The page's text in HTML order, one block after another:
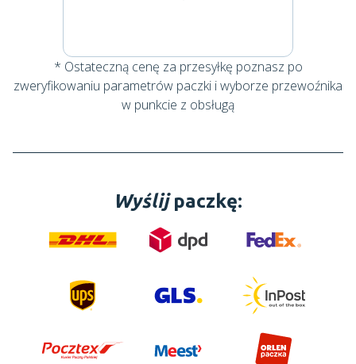
* Ostateczną cenę za przesyłkę poznasz po
zweryfikowaniu parametrów paczki i wyborze przewoźnika
w punkcie z obsługą
Wyślijpaczkę: